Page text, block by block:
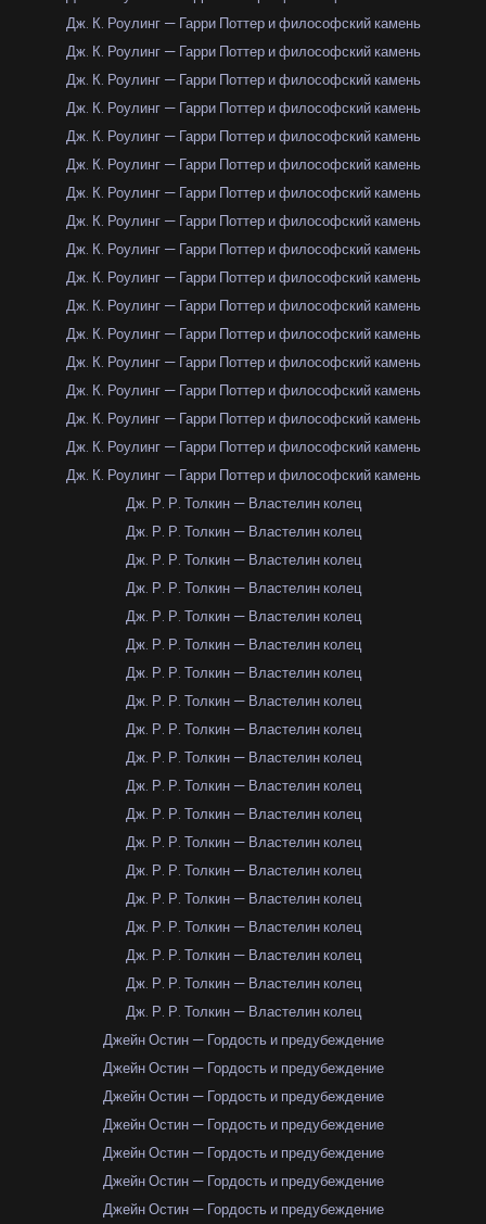
Дж. К. Роулинг — Гарри Поттер и философский камень
Дж. К. Роулинг — Гарри Поттер и философский камень
Дж. К. Роулинг — Гарри Поттер и философский камень
Дж. К. Роулинг — Гарри Поттер и философский камень
Дж. К. Роулинг — Гарри Поттер и философский камень
Дж. К. Роулинг — Гарри Поттер и философский камень
Дж. К. Роулинг — Гарри Поттер и философский камень
Дж. К. Роулинг — Гарри Поттер и философский камень
Дж. К. Роулинг — Гарри Поттер и философский камень
Дж. К. Роулинг — Гарри Поттер и философский камень
Дж. К. Роулинг — Гарри Поттер и философский камень
Дж. К. Роулинг — Гарри Поттер и философский камень
Дж. К. Роулинг — Гарри Поттер и философский камень
Дж. К. Роулинг — Гарри Поттер и философский камень
Дж. К. Роулинг — Гарри Поттер и философский камень
Дж. К. Роулинг — Гарри Поттер и философский камень
Дж. К. Роулинг — Гарри Поттер и философский камень
Дж. Р. Р. Толкин — Властелин колец
Дж. Р. Р. Толкин — Властелин колец
Дж. Р. Р. Толкин — Властелин колец
Дж. Р. Р. Толкин — Властелин колец
Дж. Р. Р. Толкин — Властелин колец
Дж. Р. Р. Толкин — Властелин колец
Дж. Р. Р. Толкин — Властелин колец
Дж. Р. Р. Толкин — Властелин колец
Дж. Р. Р. Толкин — Властелин колец
Дж. Р. Р. Толкин — Властелин колец
Дж. Р. Р. Толкин — Властелин колец
Дж. Р. Р. Толкин — Властелин колец
Дж. Р. Р. Толкин — Властелин колец
Дж. Р. Р. Толкин — Властелин колец
Дж. Р. Р. Толкин — Властелин колец
Дж. Р. Р. Толкин — Властелин колец
Дж. Р. Р. Толкин — Властелин колец
Дж. Р. Р. Толкин — Властелин колец
Дж. Р. Р. Толкин — Властелин колец
Джейн Остин — Гордость и предубеждение
Джейн Остин — Гордость и предубеждение
Джейн Остин — Гордость и предубеждение
Джейн Остин — Гордость и предубеждение
Джейн Остин — Гордость и предубеждение
Джейн Остин — Гордость и предубеждение
Джейн Остин — Гордость и предубеждение